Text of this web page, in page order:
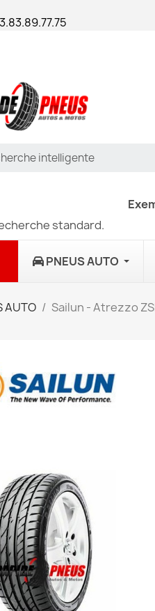
standard.
PNEUS AUTO
AUTO Sailun - Atrezzo